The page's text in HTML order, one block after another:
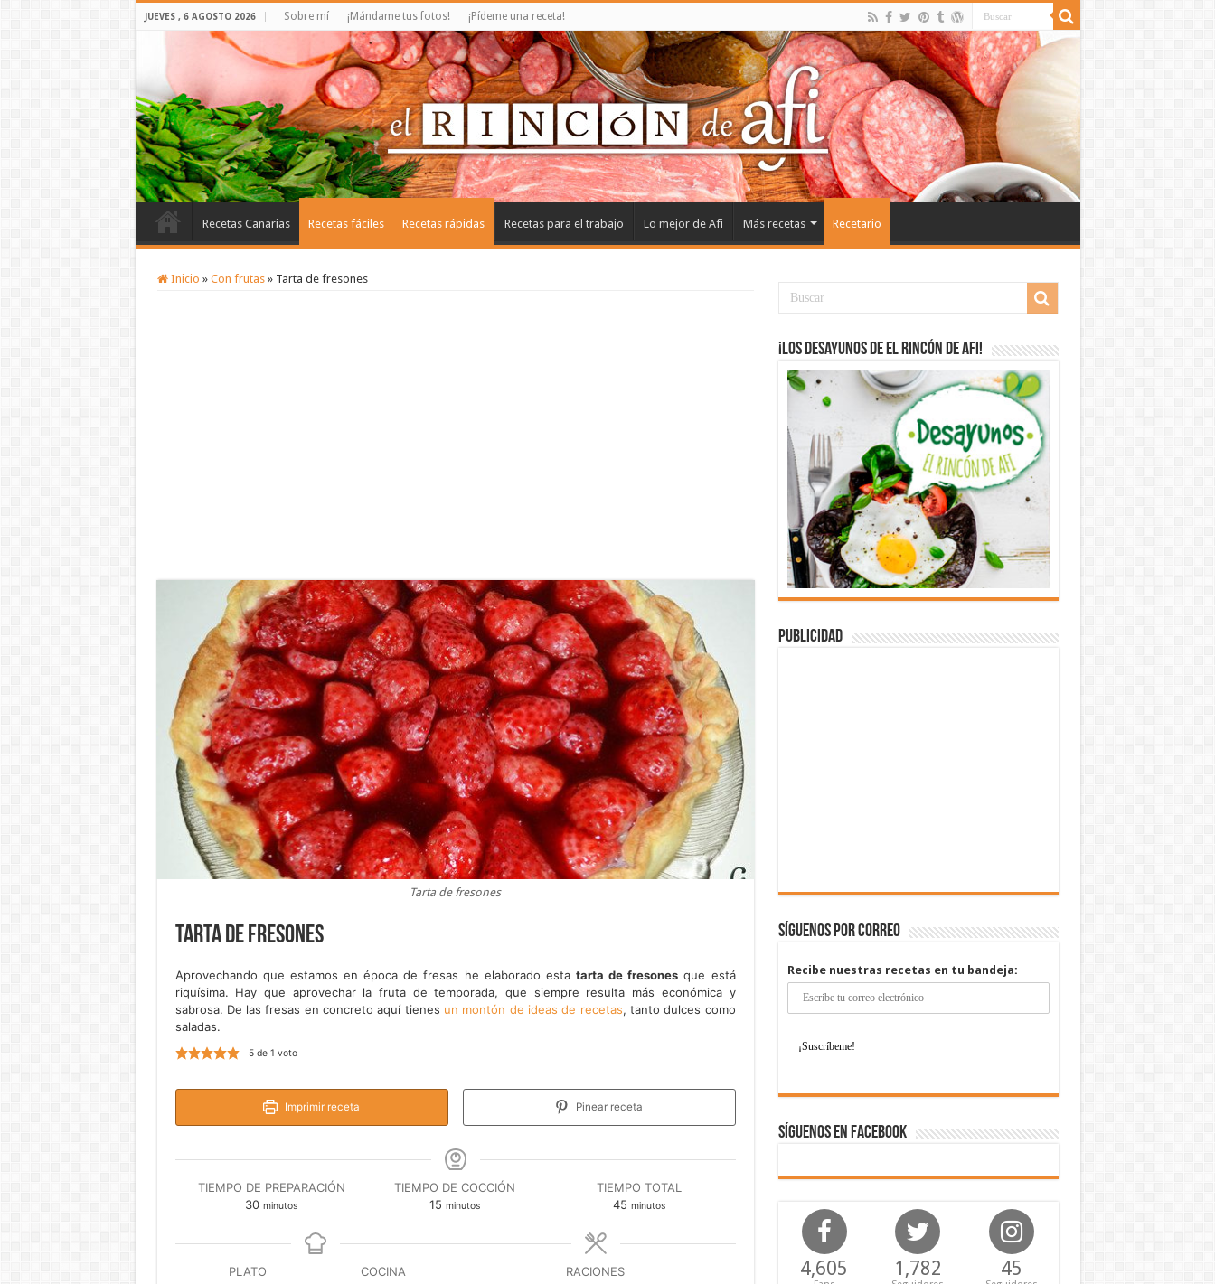
JUEVES , 6 AGOSTO 2026 Sobre mí ¡Mándame tus fotos! ¡Pídeme una receta!
Recetas Canarias Recetas fáciles Recetas rápidas Recetas para el trabajo Lo mejor de Afi Más recetas Recetario
Inicio » Con frutas » Tarta de fresones
Tarta de fresones
Tarta de fresones
Aprovechando que estamos en época de fresas he elaborado esta tarta de fresones que está
riquísima. Hay que aprovechar la fruta de temporada, que siempre resulta más económica y
sabrosa. De las fresas en concreto aquí tienes un montón de ideas de recetas, tanto dulces como
saladas.
5de 1 voto
Imprimir receta Pinear receta
TIEMPO DE PREPARACIÓN
30minutos
minutos
TIEMPO DE COCCIÓN
15 minutos
minutos
TIEMPO TOTAL
45minutos
minutos
PLATO
COCINA
RACIONES
¡Los desayunos de El Rincón de Afi!
Publicidad
Síguenos por correo
Recibe nuestras recetas en tu bandeja:
Síguenos en Facebook
4,605 1,782 45